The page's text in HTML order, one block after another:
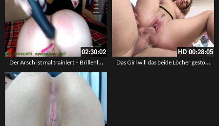
02:30:02
Der Arsch ist mal trainiert – Brillenluder mit schwarzen Haaren schiebt sich Spielzeug ins Rektum
HD00:28:05
Das Girl will das beide Löcher gestopft werden – In Pussy und Arsch gebumst